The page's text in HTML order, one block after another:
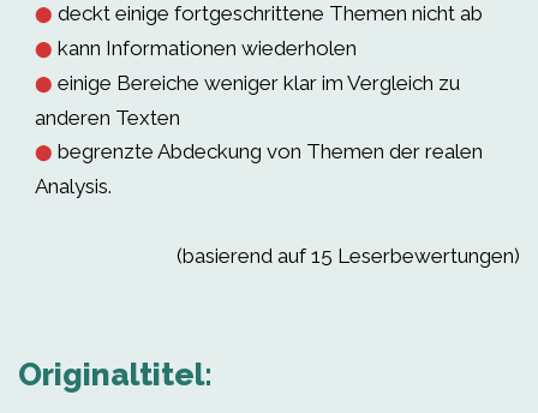
⬤ deckt einige fortgeschrittene Themen nicht ab
⬤ kann Informationen wiederholen
⬤ einige Bereiche weniger klar im Vergleich zu
anderen Texten
⬤ begrenzte Abdeckung von Themen der realen
Analysis.
(basierend auf 15 Leserbewertungen)
Originaltitel: